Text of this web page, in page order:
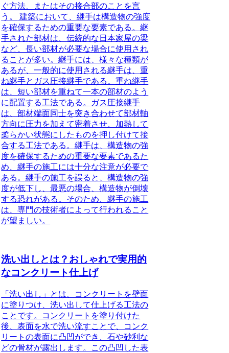
ぐ方法、またはその接合部のことを言
う。
建築において、継手は構造物の強度
を確保するための重要な要素である。継
手された部材は、伝統的な日本家屋の梁
など、長い部材が必要な場合に使用され
ることが多い。継手には、様々な種類が
あるが、一般的に使用される継手は、重
ね継手とガス圧接継手である。重ね継手
は、短い部材を重ねて一本の部材のよう
に配置する工法である。ガス圧接継手
は、部材端面同士を突き合わせて部材軸
方向に圧力を加えて密着させ、加熱して
柔らかい状態にしたものを押し付けて接
合する工法である。継手は、構造物の強
度を確保するための重要な要素であるた
め、継手の施工には十分な注意が必要で
ある。継手の施工を誤ると、構造物の強
度が低下し、最悪の場合、構造物が倒壊
する恐れがある。そのため、継手の施工
は、専門の技術者によって行われること
が望ましい。
洗い出しとは？おしゃれで実用的
なコンクリート仕上げ
「洗い出し」とは、コンクリートを壁面
に塗りつけ、洗い出して仕上げる工法の
ことです。コンクリートを塗り付けた
後、表面を水で洗い流すことで、コンク
リートの表面に凸凹ができ、石や砂利な
どの骨材が露出します。この凸凹した表